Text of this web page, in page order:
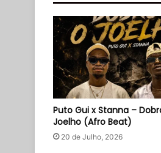
Puto Gui x Stanna –
Joelho (Afro Beat)
20 de Julho, 2026